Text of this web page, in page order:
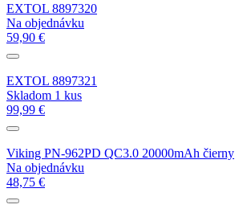
EXTOL 8897320
Na objednávku
59,90 €
EXTOL 8897321
Skladom 1 kus
99,99 €
Viking PN-962PD QC3.0 20000mAh čierny
Na objednávku
48,75 €